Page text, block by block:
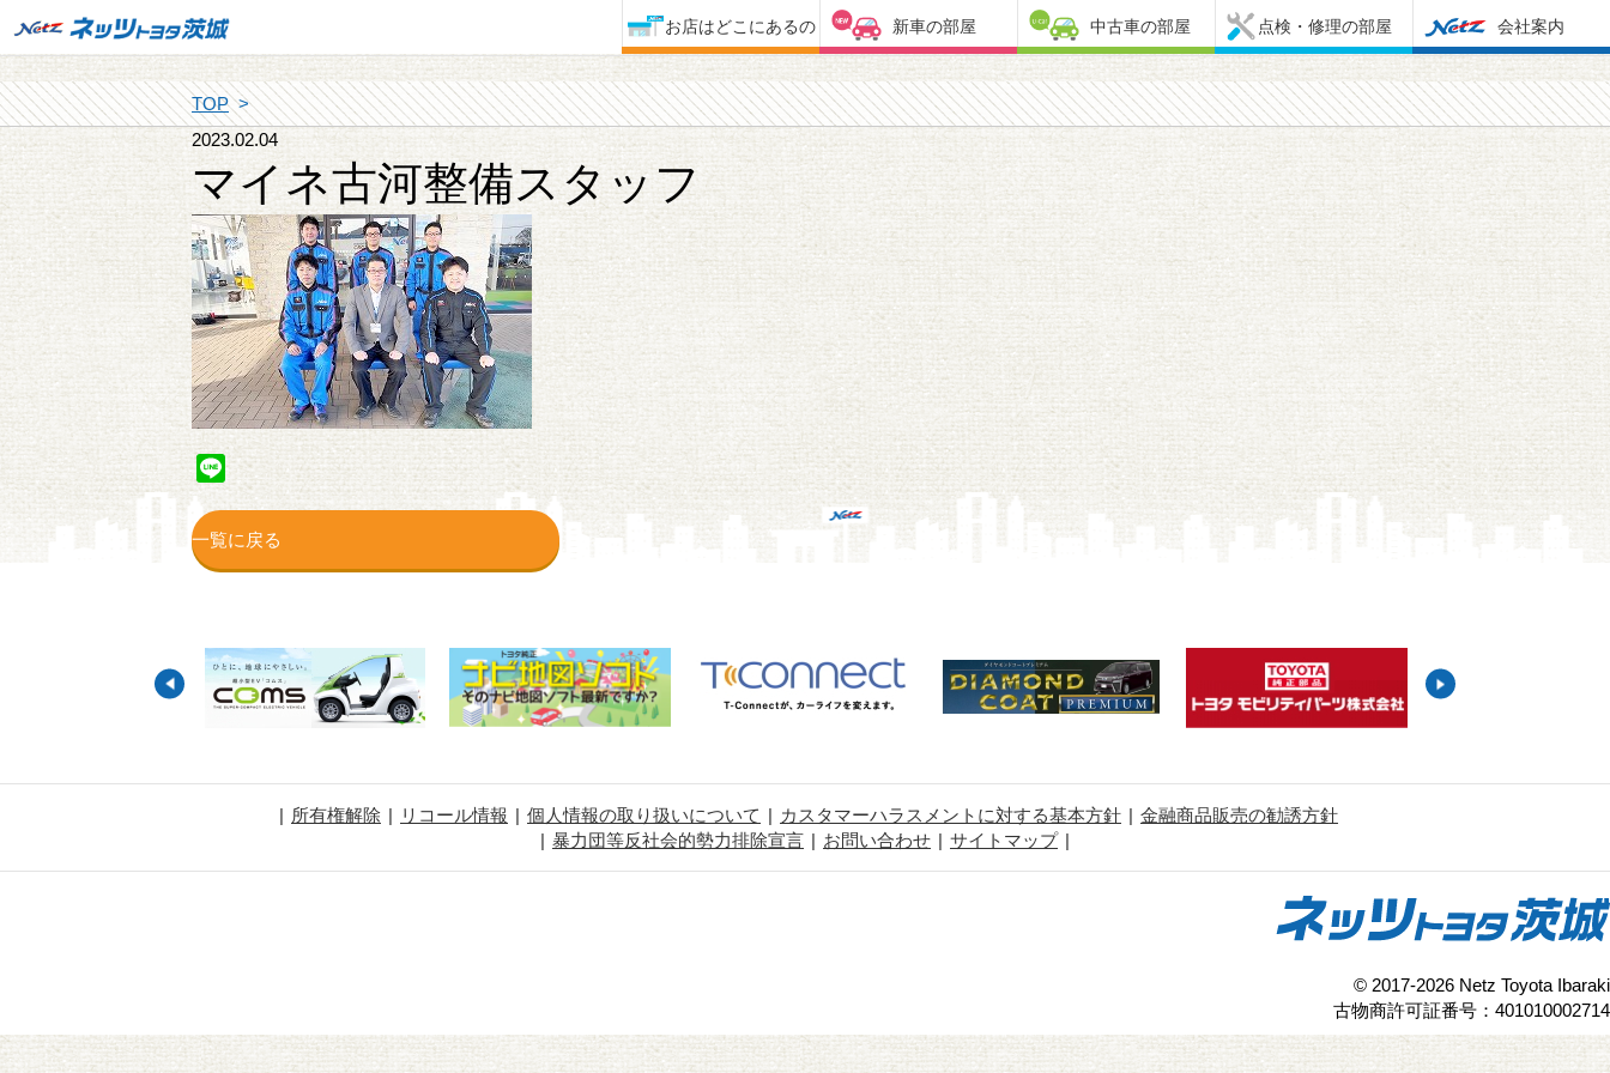
お店はどこにあるの 新車の部屋 中古車の部屋 点検・修理の部屋 会社案内
TOP
2023.02.04
マイネ古河整備スタッフ
Line
一覧に戻る
所有権解除 リコール情報 個人情報の取り扱いについて カスタマーハラスメントに対する基本方針
金融商品販売の勧誘方針
暴力団等反社会的勢力排除宣言
お問い合わせ サイトマップ
© 2017-2026 Netz Toyota Ibaraki
古物商許可証番号：401010002714